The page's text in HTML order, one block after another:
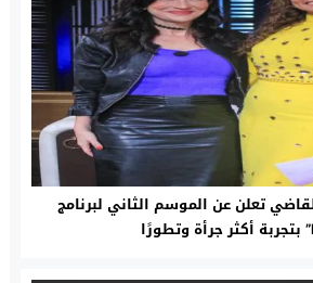
تعلن عن الموسم الثاني لبرنامج